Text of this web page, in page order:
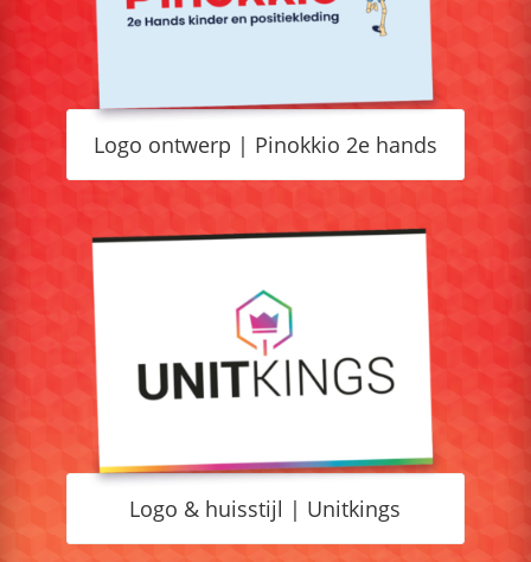
Logo ontwerp | Pinokkio 2e hands
Logo & huisstijl | Unitkings